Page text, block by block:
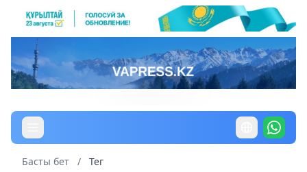
Басты бет / Тег